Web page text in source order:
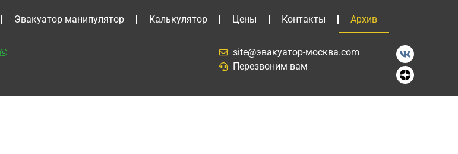
Эвакуатор манипулятор Калькулятор Цены Контакты Архив
site@эвакуатор-москва.com
Перезвоним вам